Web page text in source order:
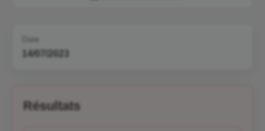
14/07/2023
Résultats